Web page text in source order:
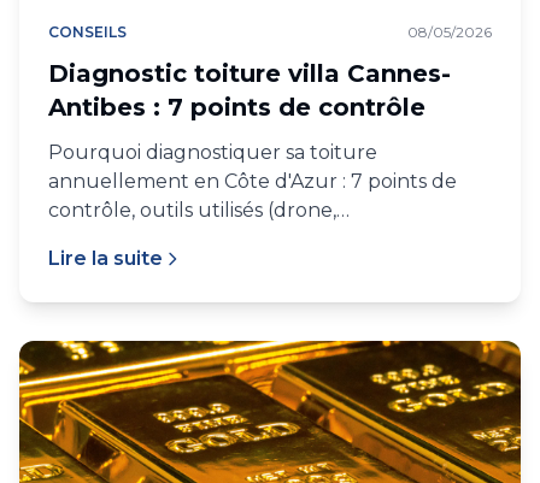
CONSEILS 08/05/2026
Diagnostic toiture villa Cannes-
Antibes : 7 points de contrôle
Pourquoi diagnostiquer sa toiture
annuellement en Côte d'Azur : 7 points de
contrôle, outils utilisés (drone,
professionnel, suites.
Lire la suite